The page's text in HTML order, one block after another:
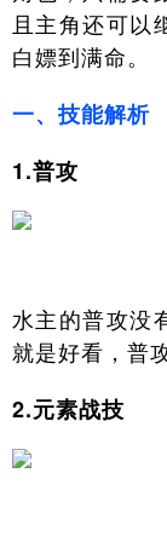
且主角还可以
白嫖到满命。
一、技能解析
1.普攻
水主的普攻没
就是好看，普
2.元素战技